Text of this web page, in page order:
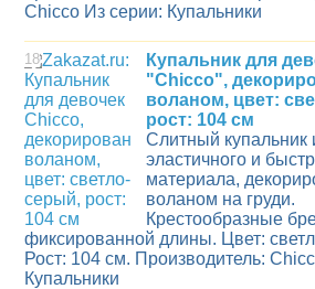
Chicco Из серии: Купальники
18
Купальник для
"Chicco",
воланом, цвет:
рост: 104 см
Слитный купальник
эластичного и
материала,
воланом на груди.
Крестообразные
фиксированной длины. Цвет:
Рост: 104 см. Производитель:
Купальники